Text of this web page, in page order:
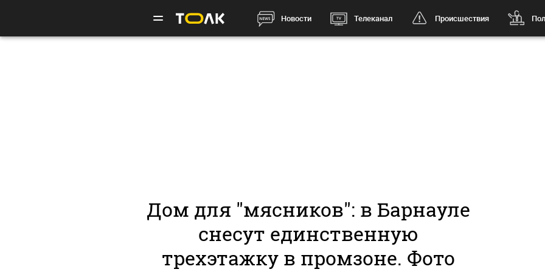
Новости Телеканал Происшествия
Дом для "мясников": в Барнауле
снесут единственную
трехэтажку в промзоне. Фото